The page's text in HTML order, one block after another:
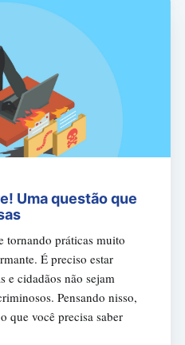
Uma questão que
tornando práticas muito
É preciso estar
e cidadãos não sejam
Pensando nisso,
que você precisa saber